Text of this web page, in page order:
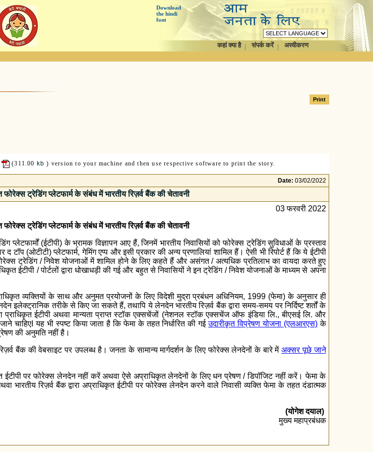
Download
the hindi
font
कहां क्या है संपर्क करें
अस्वीकरण
(311.00 kb ) version to your machine and then use respective software to print the story.
Date: 03/02/2022
फोरेक्स ट्रेडिंग प्‍लेटफार्म के संबंध में भारतीय रिज़र्व बैंक की चेतावनी
03 फरवरी 2022
फोरेक्स ट्रेडिंग प्‍लेटफार्म के संबंध में भारतीय रिज़र्व बैंक की चेतावनी
प्‍लेटफार्मों (ईटीपी) के भ्रामक विज्ञापन आए हैं, जिनमें भारतीय निवासियों को फोरेक्‍स ट्रेडिंग सुविधाओं के प्रस्‍ताव
टॉप (ओटीटी) प्लेटफार्म, गेमिंग एप्प और इसी प्रकार की अन्य प्रणालियां शामिल हैं। ऐसी भी रिपोर्ट हैं कि ये ईटीपी
ट्रेडिंग / निवेश योजनाओं में शामिल होने के लिए कहते हैं और असंगत / अत्‍यधिक प्रतिलाभ का वायदा करते हुए
ईटीपी / पोर्टलों द्वारा धोखाधड़ी की गई और बहुत से निवासियों ने इन ट्रेडिंग / निवेश योजनाओं के माध्यम से अपना
व्‍यक्तियों के साथ और अनुमत प्रयोजनों के लिए विदेशी मुद्रा प्रबंधन अधिनियम, 1999 (फेमा) के अनुसार ही
तरीके से किए जा सकते हैं, तथापि ये लेनदेन भारतीय रिज़र्व बैंक द्वारा समय-समय पर निर्दिष्‍ट शर्तों के
प्राधिकृत ईटीपी अथवा मान्‍यता प्राप्‍त स्‍टॉक एक्‍सचेंजों (नेशनल स्‍टॉक एक्‍सचेंज ऑफ इंडिया लि., बीएसई लि. और
चाहिएI यह भी स्‍पष्‍ट किया जाता है कि फेमा के तहत निर्धारित की गईउदारीकृत विप्रेषण योजना (एलआरएस)के
की अनुमति नहीं है।
बैंक की वेबसाइट पर उपलब्‍ध है। जनता के सामान्‍य मार्गदर्शन के लिए फोरेक्‍स लेनदेनों के बारे मेंअक्‍सर पूछे जाने
ईटीपी पर फोरेक्‍स लेनदेन नहीं करें अथवा ऐसे अप्राधिकृत लेनदेनों के लिए धन प्रेषण / डिपॉजिट नहीं करें। फेमा के
भारतीय रिज़र्व बैंक द्वारा अप्राधिकृत ईटीपी पर फोरेक्‍स लेनदेन करने वाले निवासी व्‍यक्ति फेमा के तहत दंडात्‍मक
(योगेश दयाल)
मुख्य महाप्रबंधक